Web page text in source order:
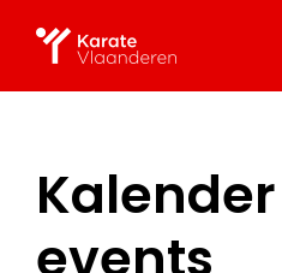
events